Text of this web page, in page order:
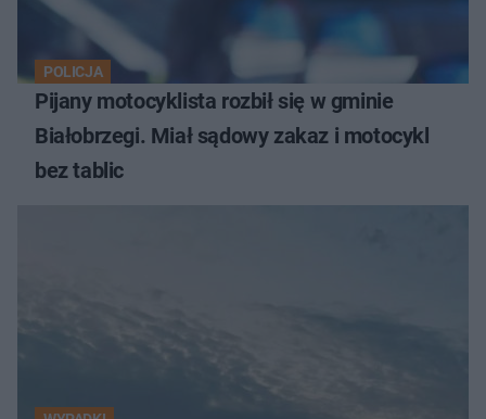
POLICJA
Pijany motocyklista rozbił się w gminie
Białobrzegi. Miał sądowy zakaz i motocykl
bez tablic